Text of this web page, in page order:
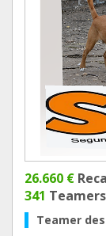
26.660 €
341 Teamers
Teamer